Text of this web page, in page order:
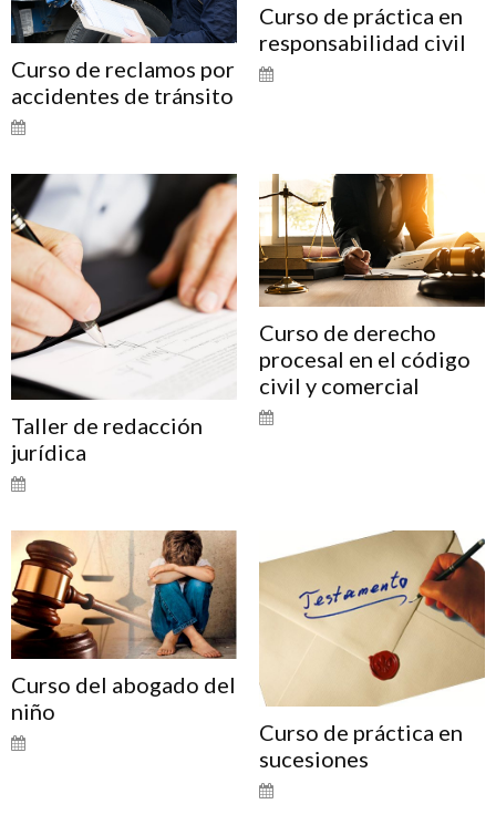
Curso de reclamos por
accidentes de tránsito
Curso de práctica en
responsabilidad civil
Taller de redacción
jurídica
Curso de derecho
procesal en el código
civil y comercial
Curso del abogado del
niño
Curso de práctica en
sucesiones